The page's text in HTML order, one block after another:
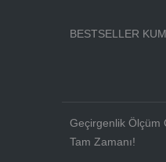
BESTSELLER
Geçirgenlik Ölçüm
Tam Zamanı!